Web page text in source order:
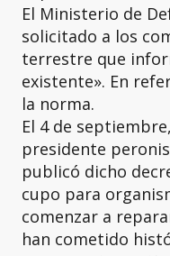
El Ministerio de
solicitado a los
terrestre que
existente». En
la norma.
El 4 de
presidente
publicó dicho
cupo para
comenzar a
han cometido